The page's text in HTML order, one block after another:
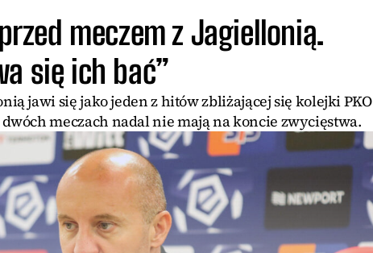
meczem z Jagiellonią.
się ich bać”
jawi się jako jeden z hitów zbliżającej się kolejki PKO
meczach nadal nie mają na koncie zwycięstwa.